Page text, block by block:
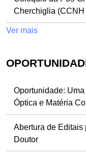
Cherchiglia (CCNH
Ver mais
Oportunidade:
Óptica e Matéria
Abertura de Editais
Doutor